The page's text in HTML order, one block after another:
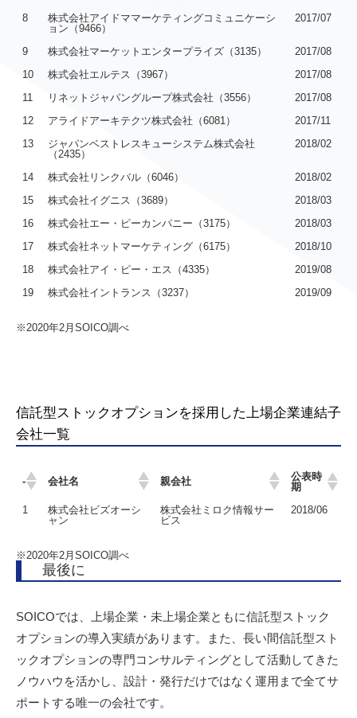
8
株式会社アイドママーケティングコミュニケーシ
ョン（9466）
2017/07
9 株式会社マーケットエンタープライズ（3135）
2017/08
10
株式会社エルテス（3967）
2017/08
11
リネットジャパングループ株式会社（3556）
2017/08
12
アライドアーキテクツ株式会社（6081）
2017/11
13
ジャパンベストレスキューシステム株式会社
（2435）
2018/02
14 株式会社リンクバル（6046）
2018/02
15
株式会社イグニス（3689）
2018/03
16
株式会社エー・ピーカンパニー（3175）
2018/03
17
株式会社ネットマーケティング（6175）
2018/10
18
株式会社アイ・ピー・エス（4335）
2019/08
19
株式会社イントランス（3237） 2019/09
※2020年2月SOICO調べ
信託型ストックオプションを採用した上場企業連結子
会社一覧
- 会社名 親会社
公表時
期
1
株式会社ビズオーシ
ャン
株式会社ミロク情報サー
ビス
2018/06
※2020年2月SOICO調べ
最後に
SOICOでは、上場企業・未上場企業ともに信託型ストック
オプションの導入実績があります。また、長い間信託型スト
ックオプションの専門コンサルティングとして活動してきた
ノウハウを活かし、設計・発行だけではなく運用まで全てサ
ポートする唯一の会社です。